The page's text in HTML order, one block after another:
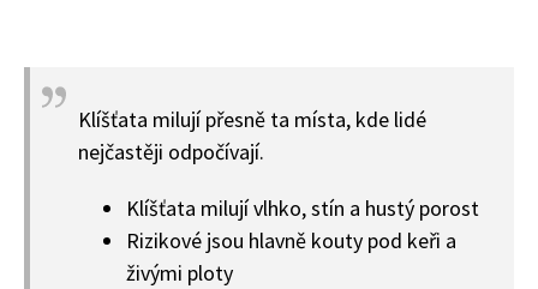
Klíšťata milují přesně ta místa, kde lidé
nejčastěji odpočívají.
Klíšťata milují vlhko, stín a hustý porost
Rizikové jsou hlavně kouty pod keři a
živými ploty